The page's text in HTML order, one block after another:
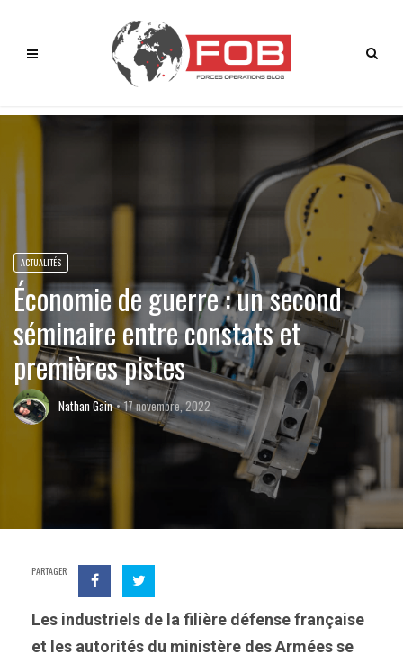
ACTUALITÉS
Économie de guerre : un second
séminaire entre constats et
premières pistes
Nathan Gain 17 novembre, 2022
PARTAGER
Les industriels de la filière défense française
et les autorités du ministère des Armées se